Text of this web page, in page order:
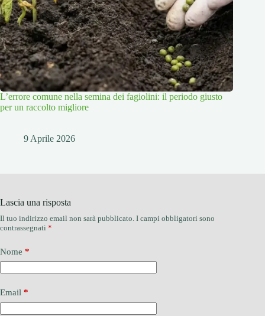
L’errore comune nella semina dei fagiolini: il periodo giusto
per un raccolto migliore
9 Aprile 2026
Lascia una risposta
Il tuo indirizzo email non sarà pubblicato. I campi obbligatori sono
contrassegnati *
Nome *
Email *